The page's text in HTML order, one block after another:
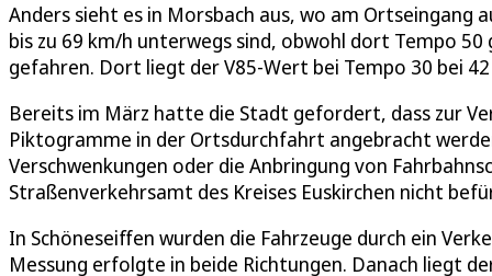
Anders sieht es in Morsbach aus, wo am
bis zu 69 km/h unterwegs sind, obwohl dort Tempo
gefahren. Dort liegt der V85-Wert bei Tempo 30 bei
Bereits im März hatte die Stadt gefordert, dass zur
Piktogramme in der Ortsdurchfahrt angebracht
Verschwenkungen oder die Anbringung von
Straßenverkehrsamt des Kreises Euskirchen nicht
In Schöneseiffen wurden die Fahrzeuge durch ein
Messung erfolgte in beide Richtungen. Danach liegt